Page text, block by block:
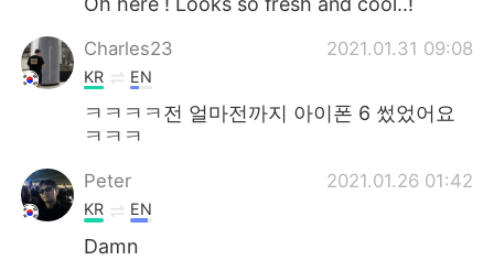
Charles23 2021.01.31 09:08
KR EN
ㅋㅋㅋㅋ전 얼마전까지 아이폰 6 썼었어요
ㅋㅋㅋ
Peter 2021.01.26 01:42
KR EN
Damn